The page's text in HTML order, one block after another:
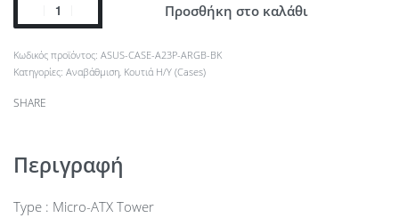
Προσθήκη στο καλάθι
ASUS-CASE-A23P-ARGB-BK
Κατηγορίες: Αναβάθμιση Κουτιά Η/Υ (Cases)
SHARE
Περιγραφή
Type : Micro-ATX Tower